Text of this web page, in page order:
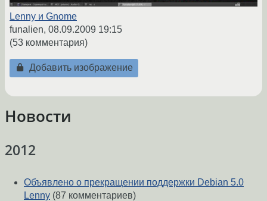
Lenny и Gnome
funalien, 08.09.2009 19:15
(53 комментария)
Добавить изображение
Новости
2012
Объявлено о прекращении поддержки Debian 5.0
Lenny (87 комментариев)